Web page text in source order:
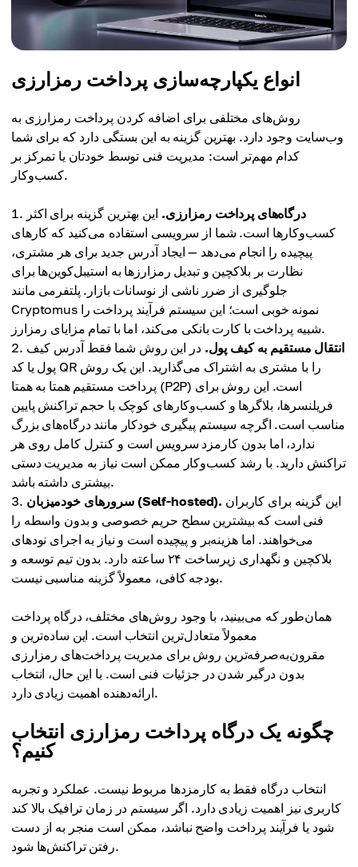
انواع یکپارچه‌سازی پرداخت رمزارزی
روش‌های مختلفی برای اضافه کردن پرداخت رمزارزی به
وب‌سایت وجود دارد. بهترین گزینه به این بستگی دارد که برای شما
کدام مهم‌تر است: مدیریت فنی توسط خودتان یا تمرکز بر
کسب‌وکار.
درگاه‌های پرداخت رمزارزی. این بهترین گزینه برای اکثر
کسب‌وکارها است. شما از سرویسی استفاده می‌کنید که کارهای
پیچیده را انجام می‌دهد — ایجاد آدرس جدید برای هر مشتری،
نظارت بر بلاکچین و تبدیل رمزارزها به استیبل‌کوین‌ها برای
جلوگیری از ضرر ناشی از نوسانات بازار. پلتفرمی مانند
Cryptomus نمونه خوبی است؛ این سیستم فرآیند پرداخت را
شبیه پرداخت با کارت بانکی می‌کند، اما با تمام مزایای رمزارز.
انتقال مستقیم به کیف پول. در این روش شما فقط آدرس کیف
پول یا کد QR را با مشتری به اشتراک می‌گذارید. این یک روش
پرداخت مستقیم همتا به همتا (P2P) است. این روش برای
فریلنسرها، بلاگرها و کسب‌وکارهای کوچک با حجم تراکنش پایین
مناسب است. اگرچه سیستم پیگیری خودکار مانند درگاه‌های بزرگ
ندارد، اما بدون کارمزد سرویس است و کنترل کامل روی هر
تراکنش دارید. با رشد کسب‌وکار ممکن است نیاز به مدیریت دستی
بیشتری داشته باشد.
سرورهای خودمیزبان (Self-hosted).
فنی است که بیشترین سطح حریم خصوصی و بدون واسطه را
می‌خواهند. اما هزینه‌بر و پیچیده است و نیاز به اجرای نودهای
بلاکچین و نگهداری زیرساخت ۲۴ ساعته دارد. بدون تیم توسعه و
بودجه کافی، معمولاً گزینه مناسبی نیست.
همان‌طور که می‌بینید، با وجود روش‌های مختلف، درگاه پرداخت
معمولاً متعادل‌ترین انتخاب است. این ساده‌ترین و
مقرون‌به‌صرفه‌ترین روش برای مدیریت پرداخت‌های رمزارزی
بدون درگیر شدن در جزئیات فنی است. با این حال، انتخاب
ارائه‌دهنده اهمیت زیادی دارد.
چگونه یک درگاه پرداخت رمزارزی انتخاب
کنیم؟
انتخاب درگاه فقط به کارمزدها مربوط نیست. عملکرد و تجربه
کاربری نیز اهمیت زیادی دارد. اگر سیستم در زمان ترافیک بالا کند
شود یا فرآیند پرداخت واضح نباشد، ممکن است منجر به از دست
رفتن تراکنش‌ها شود.